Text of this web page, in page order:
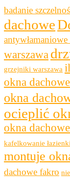
badanie
dachowe
antywłamaniowe
warszawa
grzejniki warszawa
okna
okna
ocieplić
okna
kafelkowanie
montuje
dachowe fakro